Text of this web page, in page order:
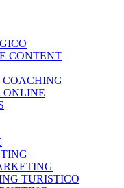
CONTENT
ONLINE
TURISTICO